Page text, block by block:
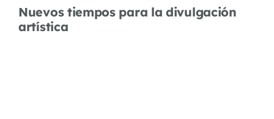
Nuevos tiempos para la divulgación
artística